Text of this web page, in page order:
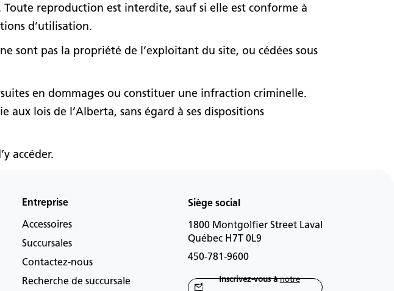
Toute reproduction est interdite, sauf si elle est conforme à
d’utilisation.
sont pas la propriété de l’exploitant du site, ou cédées sous
en dommages ou constituer une infraction criminelle.
lois de l’Alberta, sans égard à ses dispositions
accéder.
Entreprise
Accessoires
Succursales
Contactez-nous
Recherche de succursale
Siège social
1800 Montgolfier Street Laval
Québec H7T 0L9
450-781-9600
Inscrivez-vous ànotre